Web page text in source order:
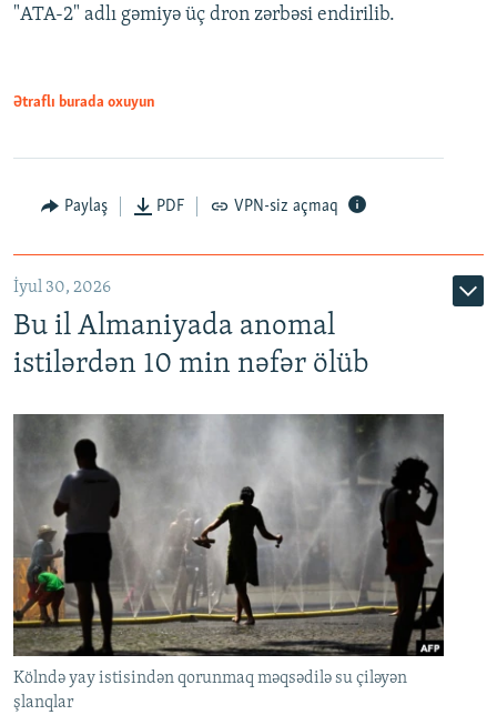
"ATA-2" adlı gəmiyə üç dron zərbəsi endirilib.
Ətraflı burada oxuyun
Paylaş PDF VPN-siz açmaq
İyul 30, 2026
Bu il Almaniyada anomal
istilərdən 10 min nəfər ölüb
Kölndə yay istisindən qorunmaq məqsədilə su çiləyən
şlanqlar